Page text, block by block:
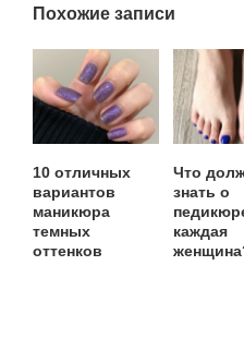
Похожие записи
10 отличных
вариантов
маникюра
темных
оттенков
Что
знать о
каждая